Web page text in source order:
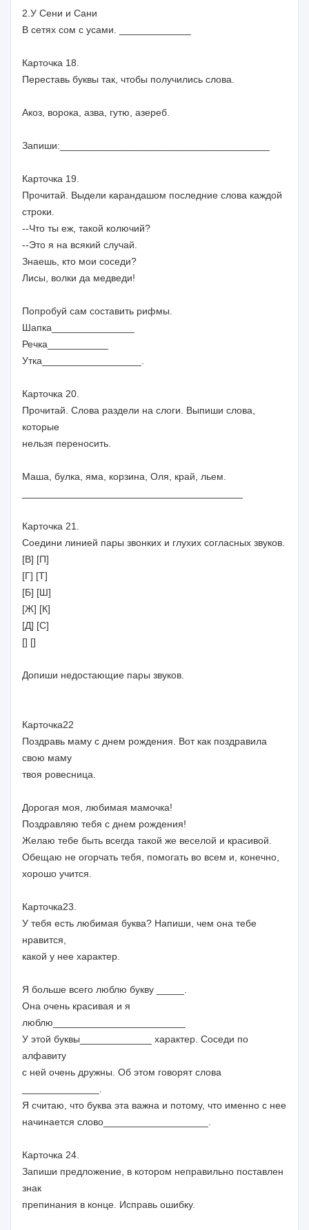
2.У Сени и Сани
В сетях сом с усами. _____________
Карточка 18.
Переставь буквы так, чтобы получились слова.
Акоз, ворока, азва, гутю, азереб.
Запиши:______________________________________
Карточка 19.
Прочитай. Выдели карандашом последние слова каждой
строки.
--Что ты еж, такой колючий?
--Это я на всякий случай.
Знаешь, кто мои соседи?
Лисы, волки да медведи!
Попробуй сам составить рифмы.
Шапка_______________
Речка___________
Утка__________________.
Карточка 20.
Прочитай. Слова раздели на слоги. Выпиши слова,
которые
нельзя переносить.
Маша, булка, яма, корзина, Оля, край, льем.
Карточка 21.
Соедини линией пары звонких и глухих согласных звуков.
[В] [П]
[Г] [Т]
[Б] [Ш]
[Ж] [К]
[Д] [С]
[] []
Допиши недостающие пары звуков.
Карточка22
Поздравь маму с днем рождения. Вот как поздравила
свою маму
твоя ровесница.
Дорогая моя, любимая мамочка!
Поздравляю тебя с днем рождения!
Желаю тебе быть всегда такой же веселой и красивой.
Обещаю не огорчать тебя, помогать во всем и, конечно,
хорошо учится.
Карточка23.
У тебя есть любимая буква? Напиши, чем она тебе
нравится,
какой у нее характер.
Я больше всего люблю букву _____.
Она очень красивая и я
люблю________________________
У этой буквы_____________ характер. Соседи по
алфавиту
с ней очень дружны. Об этом говорят слова
Я считаю, что буква эта важна и потому, что именно с нее
начинается слово___________________.
Карточка 24.
Запиши предложение, в котором неправильно поставлен
знак
препинания в конце. Исправь ошибку.